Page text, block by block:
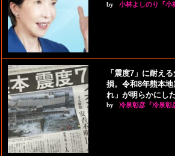
by 小林よしのり『小
「震度7」に耐え
損。令和8年熊本
れ」が明らかにし
by 冷泉彰彦『冷泉彰